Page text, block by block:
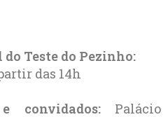
Teste do Pezinho:
das 14h
convidados: Palácio